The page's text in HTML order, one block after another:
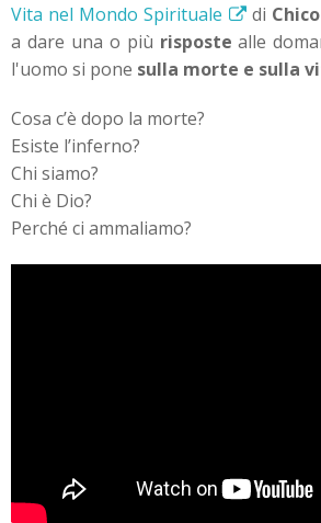
Vita nel Mondo Spirituale
di
a dare una o più risposte alle
l'uomo si pone sulla morte e sulla
Cosa c’è dopo la morte?
Esiste l’inferno?
Chi siamo?
Chi è Dio?
Perché ci ammaliamo?